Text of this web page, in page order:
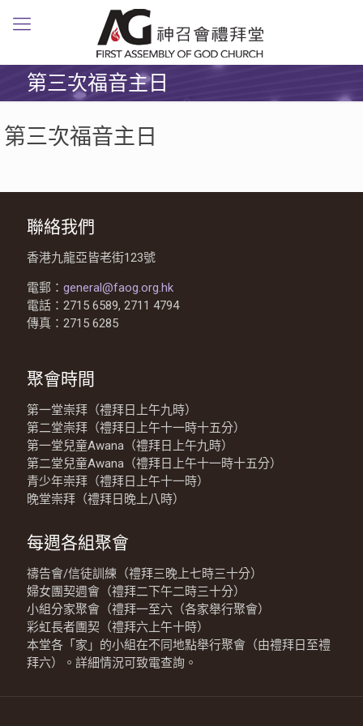
第三次福音主日
第三次福音主日
聯絡我們
香港九龍亞皆老街123號
電郵： general@faog.org.hk
電話：2715 6589, 2711 4794
傳真：2715 6285
聚會時間
第一堂崇拜（禮拜日上午九時）
第二堂崇拜（禮拜日上午十一時十五分）
第一堂兒童Awana（禮拜日上午九時）
第二堂兒童Awana（禮拜日上午十一時十五分）
青少年崇拜（禮拜日上午十一時）
晚堂崇拜（禮拜日晚上八時）
每週各組聚會
禱告會/信徒訓練（禮拜三晚上七時三十分）
婦女團契週會（禮拜二下午二時三十分）
小組分家聚會（禮拜一至六（各家舉行聚會）
彩虹長者團契（禮拜六上午十時）
本堂各「家」的小組在不同地點舉行聚會（由禮拜日至禮
拜六）。詳細情況可致電查詢。